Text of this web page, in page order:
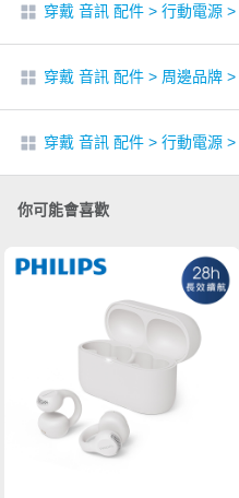
穿戴 音訊 配件 > 行動電源 >
穿戴 音訊 配件 > 周邊品牌 >
穿戴 音訊 配件 > 行動電源 >
你可能會喜歡